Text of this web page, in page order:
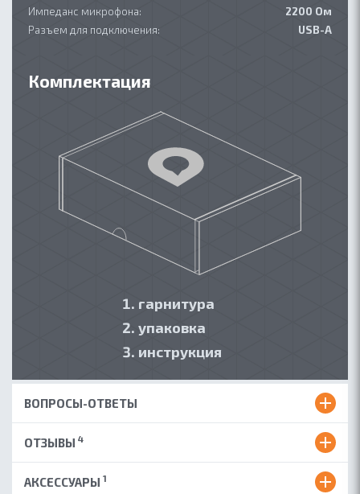
Импеданс микрофона:
2200 Ом
Разъем для подключения:
USB-A
Комплектация
гарнитура
упаковка
инструкция
ВОПРОСЫ-ОТВЕТЫ
ОТЗЫВЫ 4
АКСЕССУАРЫ 1